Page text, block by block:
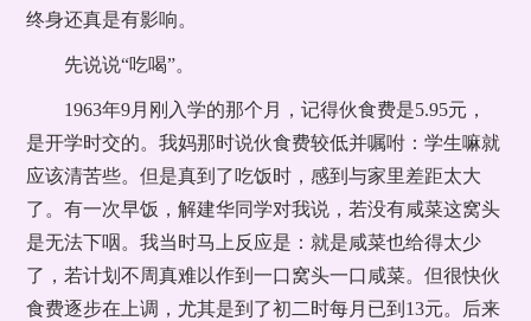
终身还真是有影响。
先说说“吃喝”。
1963年9月刚入学的那个月，记得伙食费是5.95元，
是开学时交的。我妈那时说伙食费较低并嘱咐：学生嘛就
应该清苦些。但是真到了吃饭时，感到与家里差距太大
了。有一次早饭，解建华同学对我说，若没有咸菜这窝头
是无法下咽。我当时马上反应是：就是咸菜也给得太少
了，若计划不周真难以作到一口窝头一口咸菜。但很快伙
食费逐步在上调，尤其是到了初二时每月已到13元。后来